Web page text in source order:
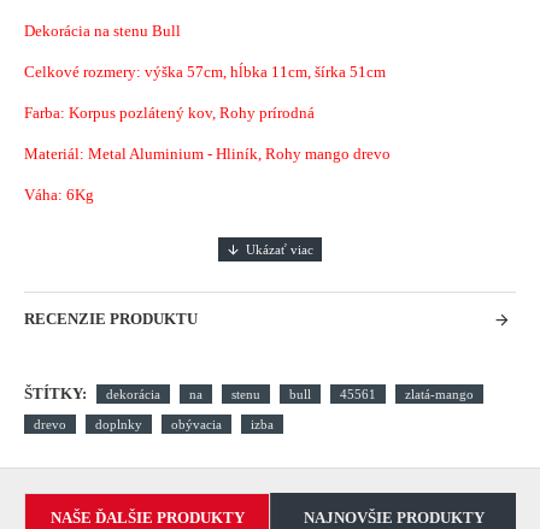
Dekorácia na stenu Bull
Celkové rozmery: výška 57cm, hĺbka 11cm, šírka 51cm
Farba: Korpus pozlátený kov, Rohy prírodná
Materiál: Metal Aluminium - Hliník, Rohy mango drevo
Váha: 6Kg
RECENZIE PRODUKTU
ŠTÍTKY: dekorácia na stenu bull 45561 zlatá-mango
drevo doplnky obývacia izba
NAŠE ĎALŠIE PRODUKTY NAJNOVŠIE PRODUKTY